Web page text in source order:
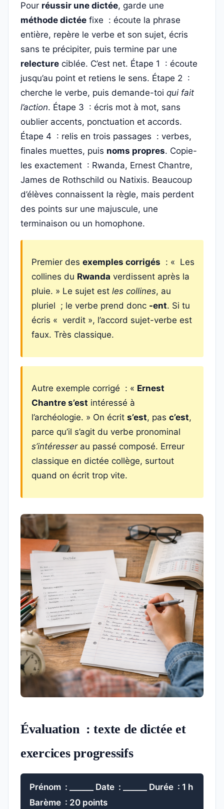
Pour réussir une dictée, garde une
méthode dictée fixe : écoute la phrase
entière, repère le verbe et son sujet, écris
sans te précipiter, puis termine par une
relecture ciblée. C’est net. Étape 1 : écoute
jusqu’au point et retiens le sens. Étape 2 :
cherche le verbe, puis demande-toi qui fait
l’action. Étape 3 : écris mot à mot, sans
oublier accents, ponctuation et accords.
Étape 4 : relis en trois passages : verbes,
finales muettes, puis noms propres. Copie-
les exactement : Rwanda, Ernest Chantre,
James de Rothschild ou Natixis. Beaucoup
d’élèves connaissent la règle, mais perdent
des points sur une majuscule, une
terminaison ou un homophone.
Premier des exemples corrigés : « Les
collines du Rwanda verdissent après la
pluie. » Le sujet est les collines, au
pluriel ; le verbe prend donc -ent. Si tu
écris « verdit », l’accord sujet-verbe est
faux. Très classique.
Autre exemple corrigé : « Ernest
Chantre s’est intéressé à
l’archéologie. » On écrit s’est, pas c’est,
parce qu’il s’agit du verbe pronominal
s’intéresserau passé composé. Erreur
classique en dictée collège, surtout
quand on écrit trop vite.
Évaluation : texte de dictée et
exercices progressifs
Prénom : ______ Date : ______ Durée : 1 h
Barème : 20 points